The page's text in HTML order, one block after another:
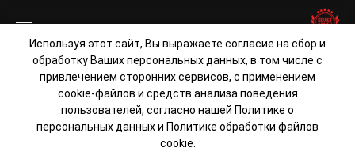
Студёная зимняя пора
Используя этот сайт, Вы выражаете согласие на сбор и
обработку Ваших персональных данных, в том числе с
привлечением сторонних сервисов, с применением
cookie-файлов и средств анализа поведения
пользователей, согласно нашей Политике о
персональных данныхи Политике обработки файлов
cookie.